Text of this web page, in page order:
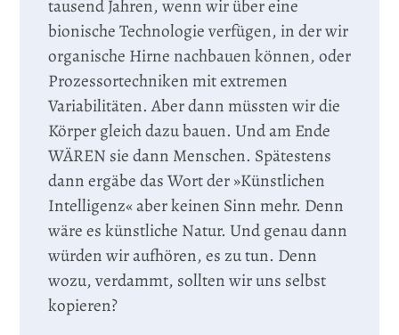
tausend Jahren, wenn wir über eine
bionische Technologie verfügen, in der wir
organische Hirne nachbauen können, oder
Prozessortechniken mit extremen
Variabilitäten. Aber dann müssten wir die
Körper gleich dazu bauen. Und am Ende
WÄREN sie dann Menschen. Spätestens
dann ergäbe das Wort der »Künstlichen
Intelligenz« aber keinen Sinn mehr. Denn
wäre es künstliche Natur. Und genau dann
würden wir aufhören, es zu tun. Denn
wozu, verdammt, sollten wir uns selbst
kopieren?